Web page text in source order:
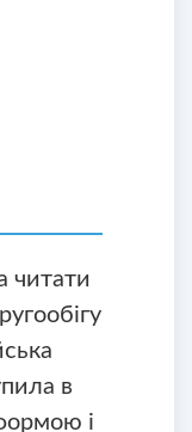
читати
в
і